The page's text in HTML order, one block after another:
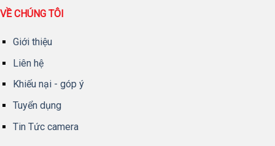
VỀ CHÚNG TÔI
Giới thiệu
Liên hệ
Khiếu nại - góp ý
Tuyển dụng
Tin Tức camera